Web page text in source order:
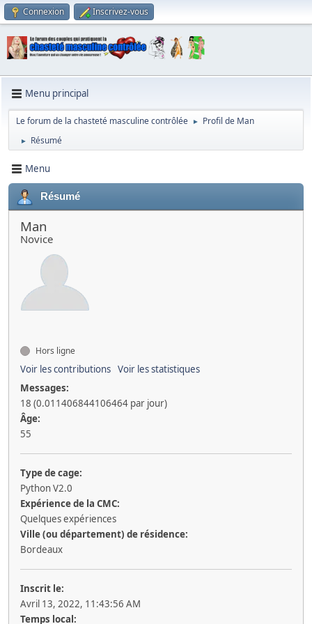
Connexion Inscrivez-vous
Menu principal
Le forum de la chasteté masculine contrôlée ► Profil de Man
► Résumé
Menu
Résumé
Man
Novice
Hors ligne
Voir les contributions Voir les statistiques
Messages:
18 (0.011406844106464 par jour)
Âge:
55
Type de cage:
Python V2.0
Expérience de la CMC:
Quelques expériences
Ville (ou département) de résidence:
Bordeaux
Inscrit le:
Avril 13, 2022, 11:43:56 AM
Temps local: